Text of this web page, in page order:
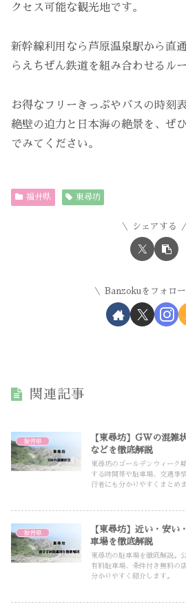
クセス可能な観光地です。
新幹線利用なら芦原温泉駅から直
らえちぜん鉄道を組み合わせるル
お得なフリーきっぷやバスの時刻
絶壁の迫力と日本海の絶景を、ぜ
でみてください。
福井県 東尋坊
シェアする
Banzokuをフォロ
関連記事
福井県
【東尋坊】GWの混雑
などを徹底解説
東尋坊のゴールデンウィーク
する時間帯や駐車場、交通事
行者にも分かりやすくまとめま
福井県
【東尋坊】近い・安い
車場を徹底解説
東尋坊の駐車場を徹底解説。
有料駐車場、条件付き無料の
分かりやすく紹介します。